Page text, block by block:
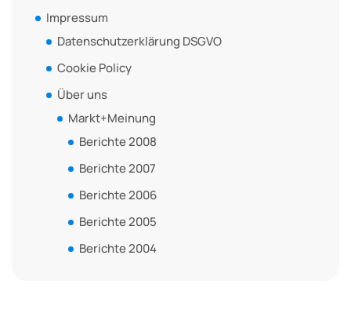
Impressum
Datenschutzerklärung DSGVO
Cookie Policy
Über uns
Markt+Meinung
Berichte 2008
Berichte 2007
Berichte 2006
Berichte 2005
Berichte 2004